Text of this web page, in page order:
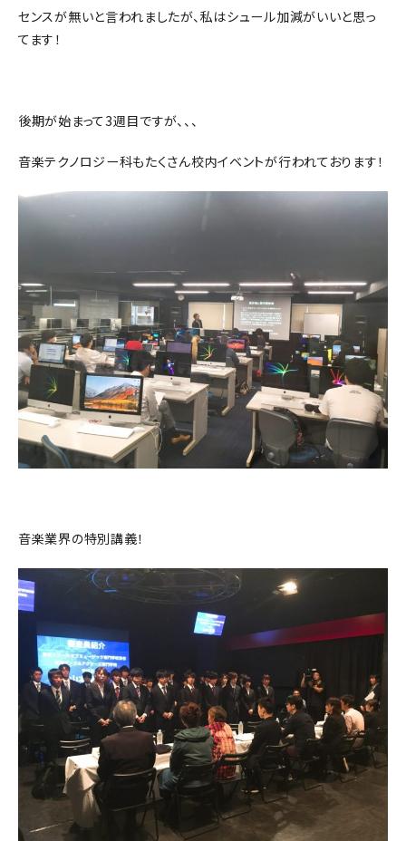
センスが無いと言われましたが、私はシュール加減がいいと思っ
てます！
後期が始まって3週目ですが、、、
音楽テクノロジー科もたくさん校内イベントが行われております！
音楽業界の特別講義！